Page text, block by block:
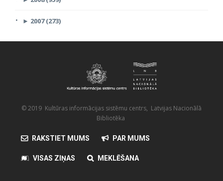
► 2007 (273)
© 2019 Kultūras informācijas sistēmu centrs, Latvijas Nacionālā
Bibliotēka
RAKSTIET MUMS PAR MUMS
VISAS ZIŅAS MEKLĒŠANA